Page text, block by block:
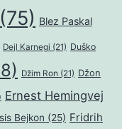
(75) Blez Paskal
Dejl Karnegi (21) Duško
Džim Ron (21) Džon
Ernest Hemingvej
Bejkon (25) Fridrih